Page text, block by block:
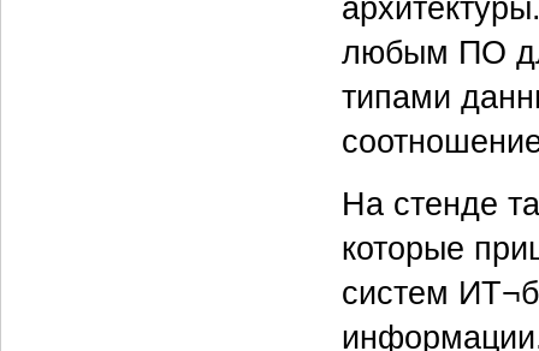
любым ПО
типами
На стенде
которые
систем